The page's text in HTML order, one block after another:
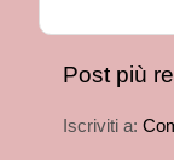
Post più
Iscriviti a: